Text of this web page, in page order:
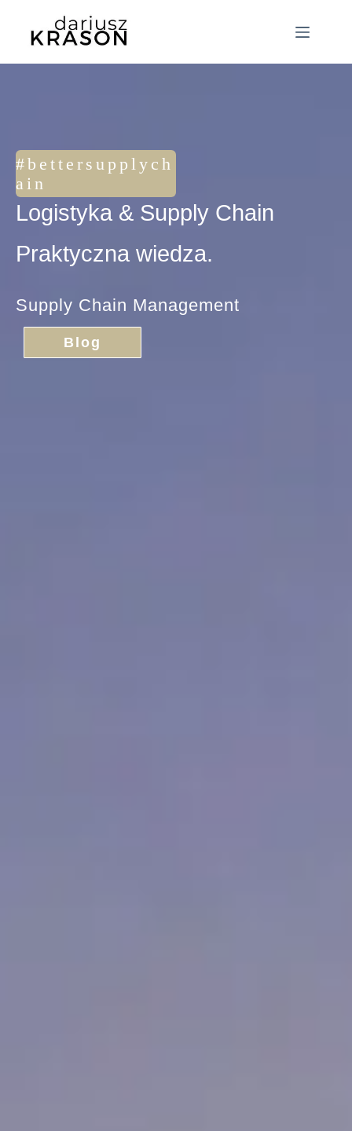
#bettersupplych
ain
Logistyka & Supply Chain
Praktyczna wiedza.
Supply Chain Management
Blog